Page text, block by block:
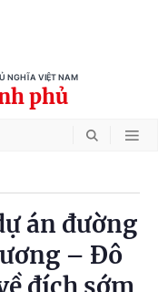
NGHĨA VIỆT NAM
phủ
án đường
– Đô